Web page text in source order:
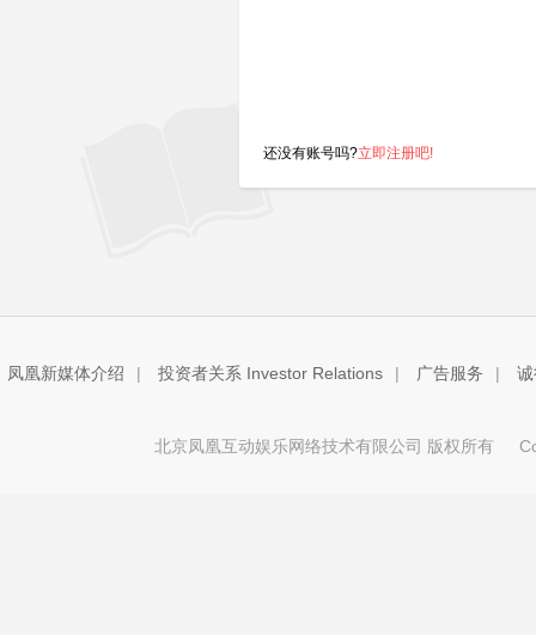
还没有账号吗?立即注册吧!
凤凰新媒体介绍 | 投资者关系 Investor Relations | 广告服务 |
北京凤凰互动娱乐网络技术有限公司 版权所有